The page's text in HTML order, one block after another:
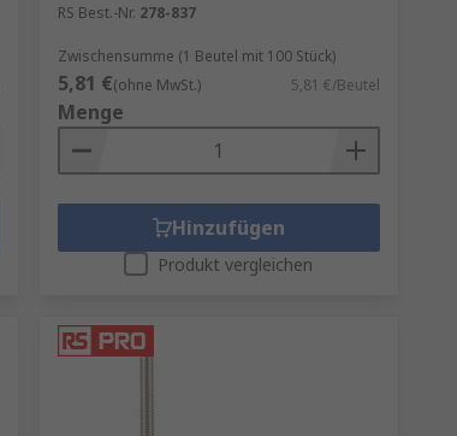
RS Best.-Nr. 278-837
Zwischensumme (1 Beutel mit 100 Stück)
5,81 €(ohne MwSt.) 5,81 €/Beutel
Menge
Hinzufügen
Produkt vergleichen